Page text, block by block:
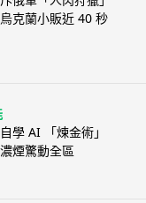
克蘭小販近 40 秒
學 AI 「煉金術」
煙驚動全區